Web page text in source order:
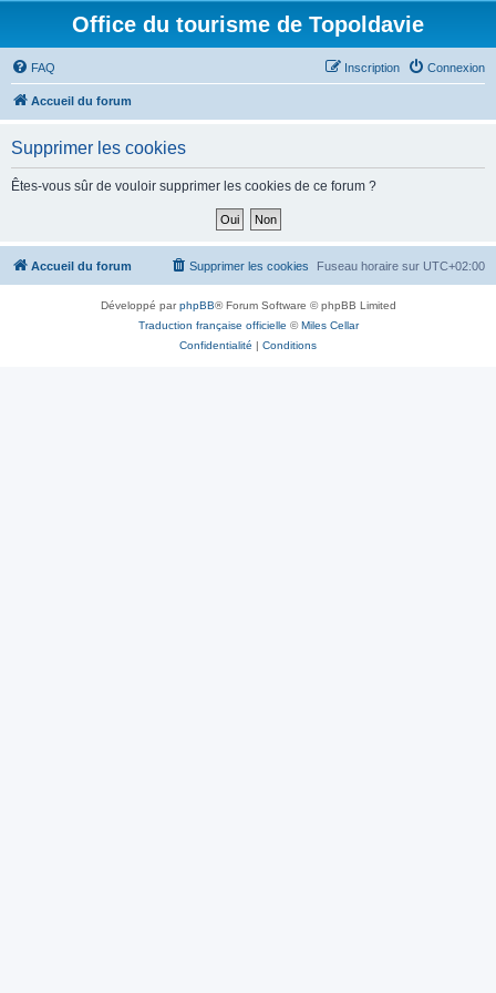
Office du tourisme de Topoldavie
FAQ Connexion
Inscription
Accueil du forum
Supprimer les cookies
Êtes-vous sûr de vouloir supprimer les cookies de ce forum ?
Accueil du forum Fuseau horaire sur UTC+02:00
Supprimer les cookies
Développé parphpBB® Forum Software © phpBB Limited
Traduction française officielle ©Miles Cellar
Confidentialité | Conditions